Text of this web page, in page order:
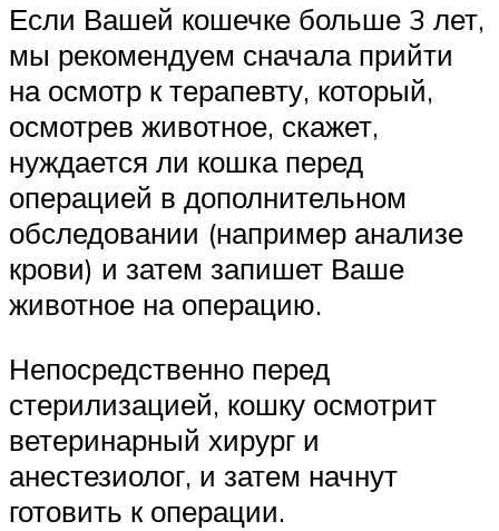
Если Вашей кошечке больше 3 лет,
мы рекомендуем сначала прийти
на осмотр к терапевту, который,
осмотрев животное, скажет,
нуждается ли кошка перед
операцией в дополнительном
обследовании (например анализе
крови) и затем запишет Ваше
животное на операцию.
Непосредственно перед
стерилизацией, кошку осмотрит
ветеринарный хирург и
анестезиолог, и затем начнут
готовить к операции.